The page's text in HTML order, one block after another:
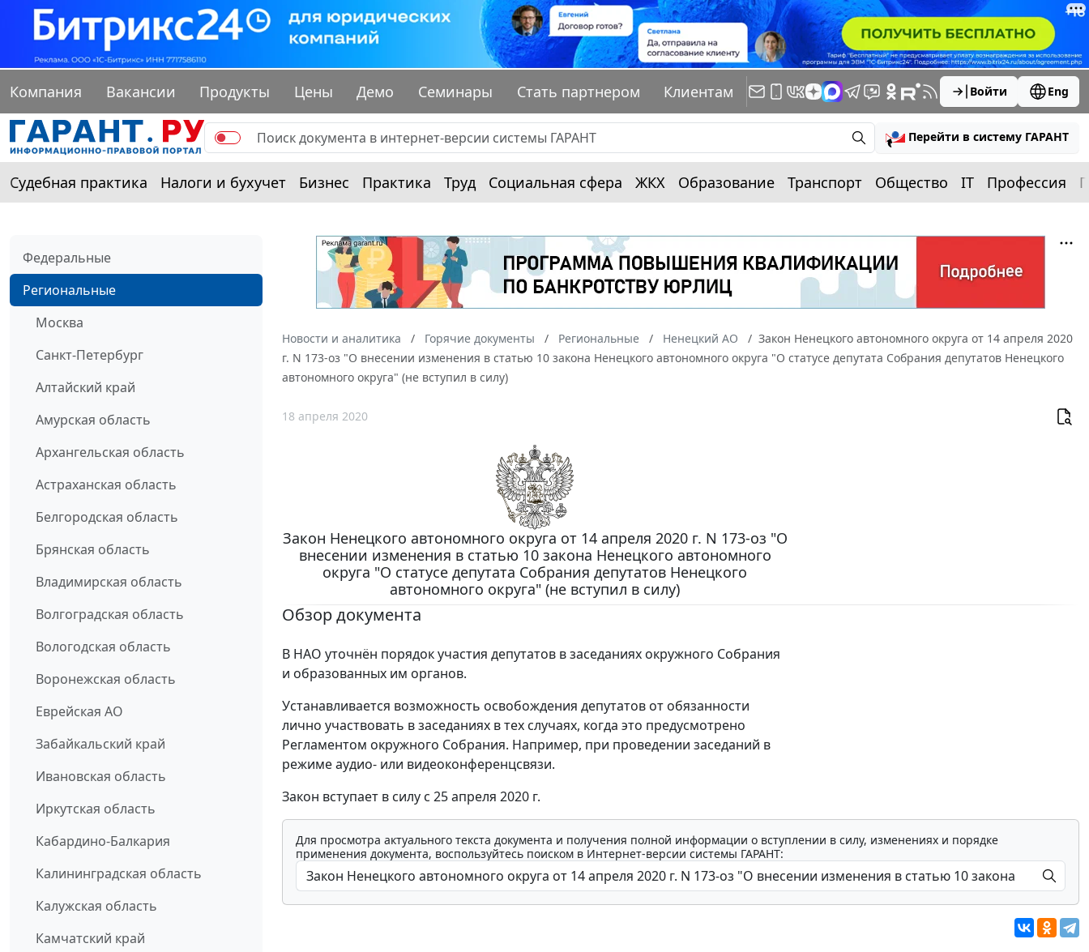
Компания Вакансии Продукты Цены Демо Семинары Стать партнером Клиентам Войти Eng
Перейти в систему ГАРАНТ
Судебная практика Налоги и бухучет Бизнес Практика Труд Социальная сфера ЖКХ Образование Транспорт Общество IT Профессия
Федеральные
Региональные
Москва
Санкт-Петербург
Алтайский край
Амурская область
Архангельская область
Астраханская область
Белгородская область
Брянская область
Владимирская область
Волгоградская область
Вологодская область
Воронежская область
Еврейская АО
Забайкальский край
Ивановская область
Иркутская область
Кабардино-Балкария
Калининградская область
Калужская область
Камчатский край
Новости и аналитика Горячие документы Региональные Ненецкий АО
Закон Ненецкого автономного округа от 14 апреля 2020
г. N 173-оз "О внесении изменения в статью 10 закона Ненецкого автономного округа "О статусе депутата Собрания депутатов Ненецкого
автономного округа" (не вступил в силу)
18 апреля 2020
Закон Ненецкого автономного округа от 14 апреля 2020 г. N 173-оз "О
внесении изменения в статью 10 закона Ненецкого автономного
округа "О статусе депутата Собрания депутатов Ненецкого
автономного округа" (не вступил в силу)
Обзор документа
В НАО уточнён порядок участия депутатов в заседаниях окружного Собрания
и образованных им органов.
Устанавливается возможность освобождения депутатов от обязанности
лично участвовать в заседаниях в тех случаях, когда это предусмотрено
Регламентом окружного Собрания. Например, при проведении заседаний в
режиме аудио- или видеоконференцсвязи.
Закон вступает в силу с 25 апреля 2020 г.
Для просмотра актуального текста документа и получения полной информации о вступлении в силу, изменениях и порядке
применения документа, воспользуйтесь поиском в Интернет-версии системы ГАРАНТ: